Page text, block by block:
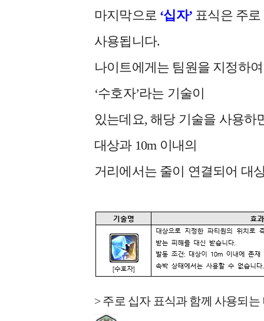
마지막으로 ‘십자’ 표식은 주로
사용됩니다.
나이트에게는 팀원을 지정하
‘수호자’라는 기술이
있는데요, 해당 기술을 사용하
대상과 10m 이내의
거리에서는 줄이 연결되어 대
> 주로 십자 표식과 함께 사용되는